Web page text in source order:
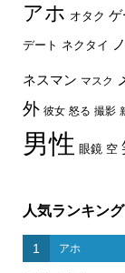
アホ オタク ゲ
デート ネクタイ
ネスマン マスク
外 彼女 怒る 撮影
男性 眼鏡 空
人気ランキング
1 アホ